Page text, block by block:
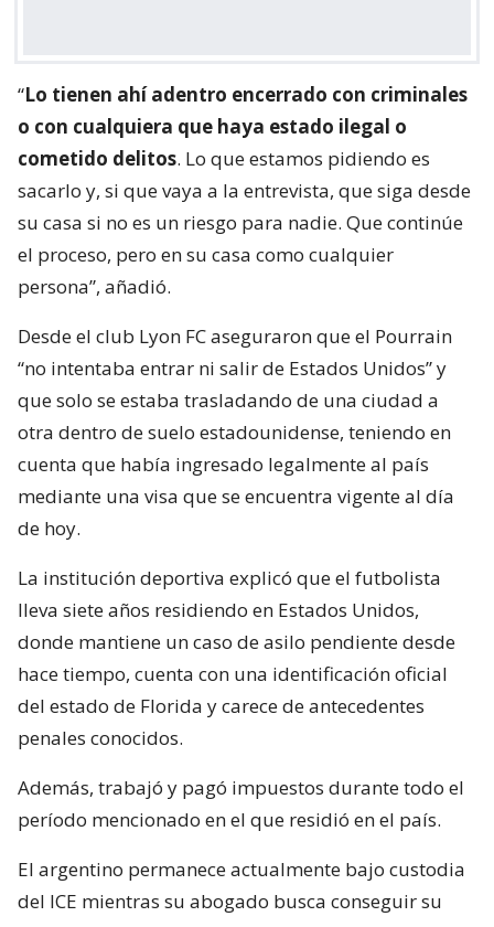
“Lo tienen ahí adentro encerrado con criminales
o con cualquiera que haya estado ilegal o
cometido delitos. Lo que estamos pidiendo es
sacarlo y, si que vaya a la entrevista, que siga desde
su casa si no es un riesgo para nadie. Que continúe
el proceso, pero en su casa como cualquier
persona”, añadió.
Desde el club Lyon FC aseguraron que el Pourrain
“no intentaba entrar ni salir de Estados Unidos” y
que solo se estaba trasladando de una ciudad a
otra dentro de suelo estadounidense, teniendo en
cuenta que había ingresado legalmente al país
mediante una visa que se encuentra vigente al día
de hoy.
La institución deportiva explicó que el futbolista
lleva siete años residiendo en Estados Unidos,
donde mantiene un caso de asilo pendiente desde
hace tiempo, cuenta con una identificación oficial
del estado de Florida y carece de antecedentes
penales conocidos.
Además, trabajó y pagó impuestos durante todo el
período mencionado en el que residió en el país.
El argentino permanece actualmente bajo custodia
del ICE mientras su abogado busca conseguir su